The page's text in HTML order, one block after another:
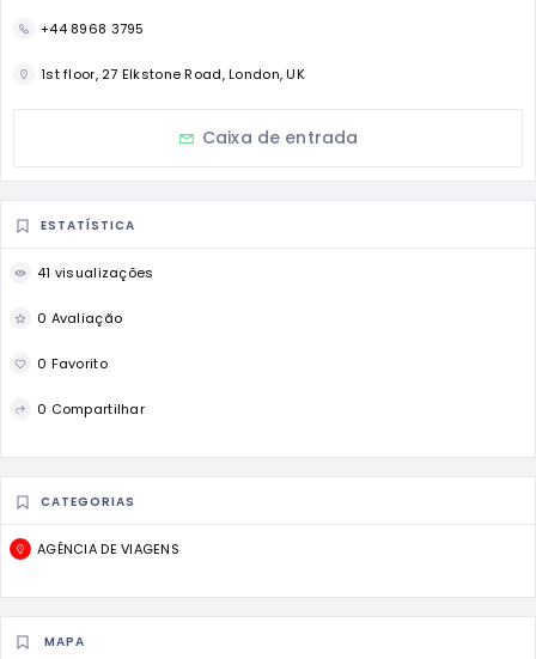
+44 8968 3795
1st floor, 27 Elkstone Road, London, UK
Caixa de entrada
ESTATÍSTICA
41 visualizações
0 Avaliação
0 Favorito
0 Compartilhar
CATEGORIAS
AGÊNCIA DE VIAGENS
MAPA